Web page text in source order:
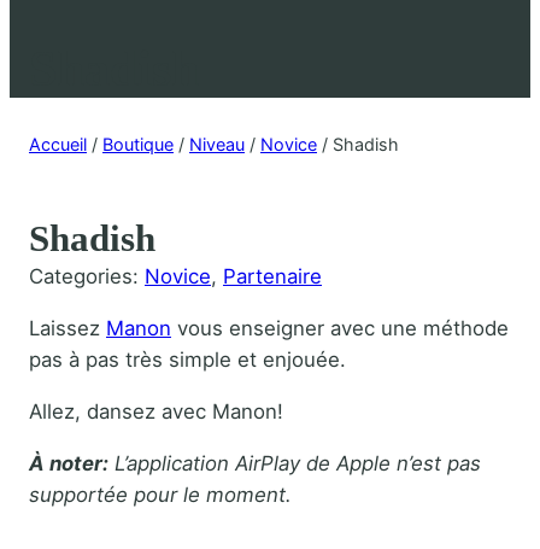
Accueil / Boutique / Niveau / Novice / Shadish
Shadish
Categories: Novice, Partenaire
Laissez Manon vous enseigner avec une méthode
pas à pas très simple et enjouée.
Allez, dansez avec Manon!
À noter: L’application AirPlay de Apple n’est pas
supportée pour le moment.